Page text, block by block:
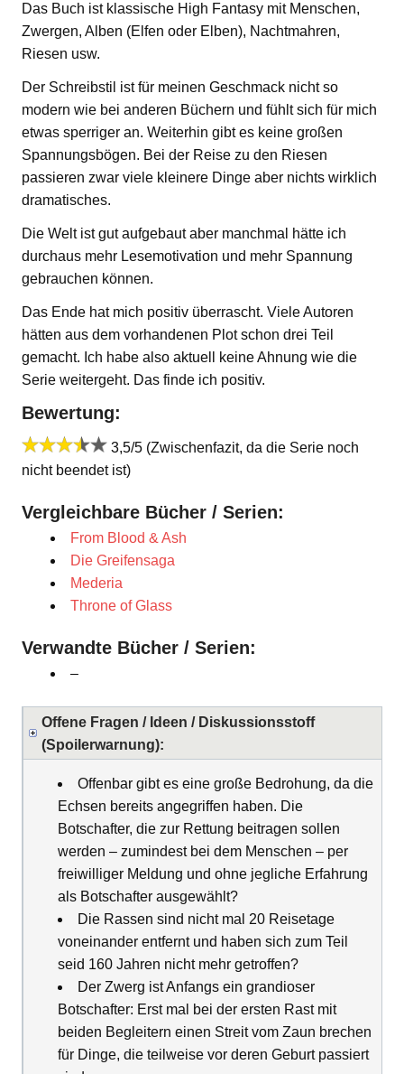
Das Buch ist klassische High Fantasy mit Menschen,
Zwergen, Alben (Elfen oder Elben), Nachtmahren,
Riesen usw.
Der Schreibstil ist für meinen Geschmack nicht so
modern wie bei anderen Büchern und fühlt sich für mich
etwas sperriger an. Weiterhin gibt es keine großen
Spannungsbögen. Bei der Reise zu den Riesen
passieren zwar viele kleinere Dinge aber nichts wirklich
dramatisches.
Die Welt ist gut aufgebaut aber manchmal hätte ich
durchaus mehr Lesemotivation und mehr Spannung
gebrauchen können.
Das Ende hat mich positiv überrascht. Viele Autoren
hätten aus dem vorhandenen Plot schon drei Teil
gemacht. Ich habe also aktuell keine Ahnung wie die
Serie weitergeht. Das finde ich positiv.
Bewertung:
3,5/5 (Zwischenfazit, da die Serie noch
nicht beendet ist)
Vergleichbare Bücher / Serien:
From Blood & Ash
Die Greifensaga
Mederia
Throne of Glass
Verwandte Bücher / Serien:
–
Offene Fragen / Ideen / Diskussionsstoff
(Spoilerwarnung):
Offenbar gibt es eine große Bedrohung, da die
Echsen bereits angegriffen haben. Die
Botschafter, die zur Rettung beitragen sollen
werden – zumindest bei dem Menschen – per
freiwilliger Meldung und ohne jegliche Erfahrung
als Botschafter ausgewählt?
Die Rassen sind nicht mal 20 Reisetage
voneinander entfernt und haben sich zum Teil
seid 160 Jahren nicht mehr getroffen?
Der Zwerg ist Anfangs ein grandioser
Botschafter: Erst mal bei der ersten Rast mit
beiden Begleitern einen Streit vom Zaun brechen
für Dinge, die teilweise vor deren Geburt passiert